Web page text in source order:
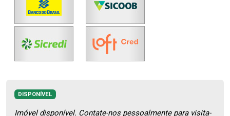
DISPONÍVEL
Imóvel disponível. Contate-nos pessoalmente para visita-